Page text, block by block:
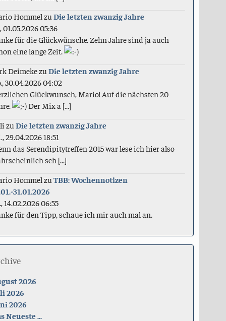
Hommel zuDie letzten zwanzig Jahre
01.05.2026 05:36
für die Glückwünsche. Zehn Jahre sind ja auch
eine lange Zeit.
DeimekezuDie letzten zwanzig Jahre
30.04.2026 04:02
Glückwunsch, Mario! Auf die nächsten 20
Der Mix a [...]
zuDie letzten zwanzig Jahre
29.04.2026 18:51
das Serendipitytreffen 2015 war lese ich hier also
sch [...]
Hommel zuTBB: Wochennotizen
31.01.2026
14.02.2026 06:55
für den Tipp, schaue ich mir auch mal an.
2026
2026
2026
Neueste ...